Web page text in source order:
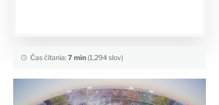
Čas čítania:7 min(1,294 slov)